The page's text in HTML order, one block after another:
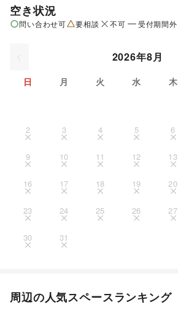
空き状況
問い合わせ可 要相談 不可 受付期間外
2026年8月
日 月 火 水 木
2 3 4 5 6
9 10 11 12 13
16 17 18 19 20
23 24 25 26 27
30 31
周辺の人気スペースランキング